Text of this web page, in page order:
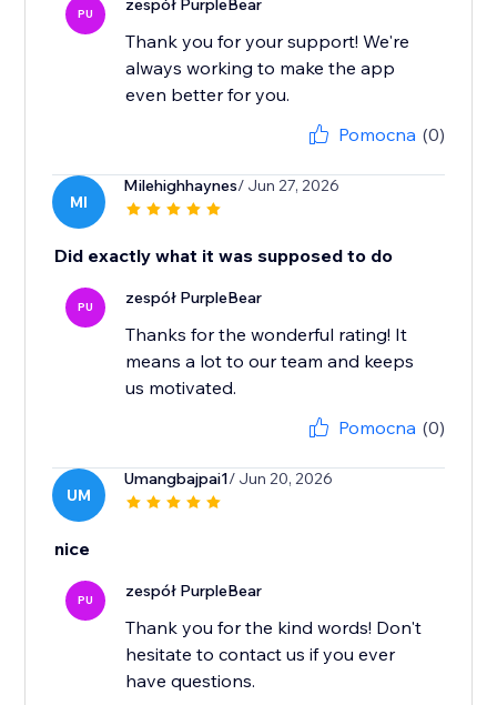
PU zespół PurpleBear
Thank you for your support! We're
always working to make the app
even better for you.
Pomocna (0)
MI
Milehighhaynes/ Jun 27, 2026
Did exactly what it was supposed to do
PU zespół PurpleBear
Thanks for the wonderful rating! It
means a lot to our team and keeps
us motivated.
Pomocna (0)
UM
Umangbajpai1/ Jun 20, 2026
nice
PU zespół PurpleBear
Thank you for the kind words! Don't
hesitate to contact us if you ever
have questions.